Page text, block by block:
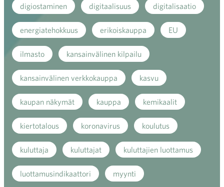
digiostaminen digitaalisuus digitalisaatio
energiatehokkuus erikoiskauppa EU
ilmasto kansainvälinen kilpailu
kansainvälinen verkkokauppa kasvu
kaupan näkymät kauppa kemikaalit
kiertotalous koronavirus koulutus
kuluttaja kuluttajat kuluttajien luottamus
luottamusindikaattori myynti